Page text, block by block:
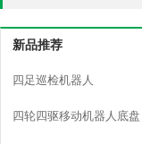
新品推荐
四足巡检机器人
四轮四驱移动机器人底盘